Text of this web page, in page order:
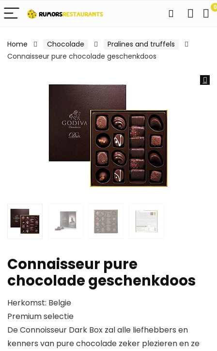
0
Home Chocolade
Pralines and truffels
Connaisseur pure chocolade geschenkdoos
Connaisseur pure
chocolade geschenkdoos
Herkomst: Belgie
Premium selectie
De Connoisseur Dark Box zal alle liefhebbers en
kenners van pure chocolade zeker plezieren en ze